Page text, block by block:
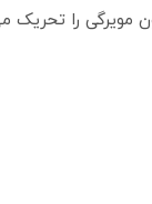
را تحریک